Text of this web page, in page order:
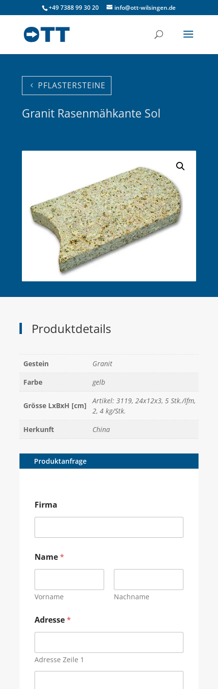
+49 7388 99 30 20 info@ott-wilsingen.de
PFLASTERSTEINE
Granit Rasenmähkante Sol
Produktdetails
Gestein
Granit
Farbe
gelb
Grösse LxBxH [cm]
Artikel: 3119, 24x12x3, 5 Stk./lfm,
2, 4 kg/Stk.
Herkunft
China
Produktanfrage
Firma
Name*
Vorname Nachname
Adresse*
Adresse Zeile 1